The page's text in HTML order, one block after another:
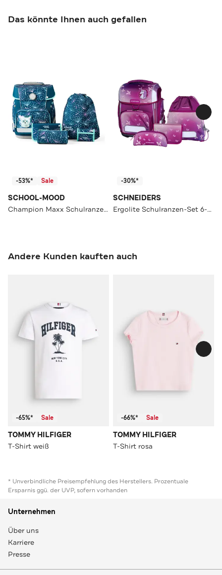
Das könnte Ihnen auch gefallen
-53%* Sale
SCHOOL-MOOD
Champion Maxx Schulranzen-Set 6-Teilig Modell 2026
-30%*
SCHNEIDERS
Ergolite Schulranzen-Set 6-teilig
Andere Kunden kauften auch
-65%* Sale
TOMMY HILFIGER
T-Shirt weiß
-66%* Sale
TOMMY HILFIGER
T-Shirt rosa
* Unverbindliche Preisempfehlung des Herstellers. Prozentuale
Ersparnis ggü. der UVP, sofern vorhanden
Unternehmen
Über uns
Karriere
Presse